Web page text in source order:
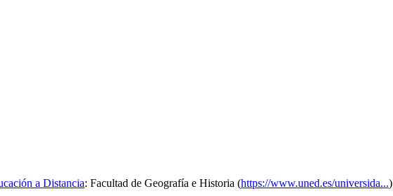
a Distancia: Facultad de Geografía e Historia (https://www.uned.es/universida...)